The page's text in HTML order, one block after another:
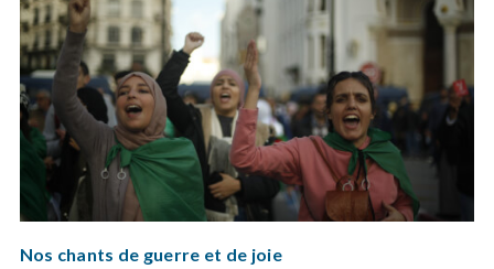
Nos chants de guerre et de joie